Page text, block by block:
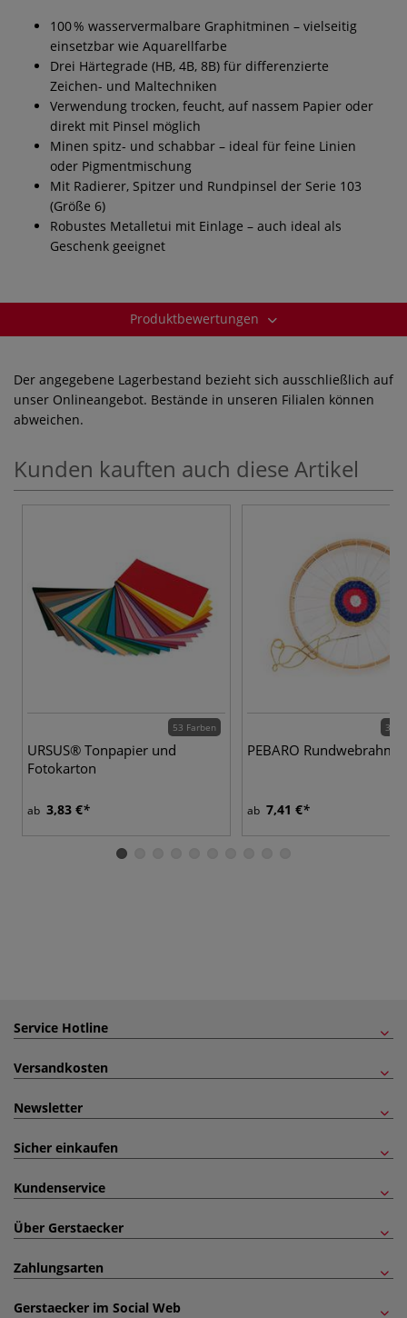
100 % wasservermalbare Graphitminen – vielseitig
einsetzbar wie Aquarellfarbe
Drei Härtegrade (HB, 4B, 8B) für differenzierte
Zeichen- und Maltechniken
Verwendung trocken, feucht, auf nassem Papier oder
direkt mit Pinsel möglich
Minen spitz- und schabbar – ideal für feine Linien
oder Pigmentmischung
Mit Radierer, Spitzer und Rundpinsel der Serie 103
(Größe 6)
Robustes Metalletui mit Einlage – auch ideal als
Geschenk geeignet
Produktbewertungen
Der angegebene Lagerbestand bezieht sich ausschließlich auf
unser Onlineangebot. Bestände in unseren Filialen können
abweichen.
Kunden kauften auch diese Artikel
53 Farben
URSUS® Tonpapier und
Fotokarton
ab 3,83 €
3
PEBARO
ab 7,41 €
Service Hotline
Versandkosten
Newsletter
Sicher einkaufen
Kundenservice
Über Gerstaecker
Zahlungsarten
Gerstaecker im Social Web